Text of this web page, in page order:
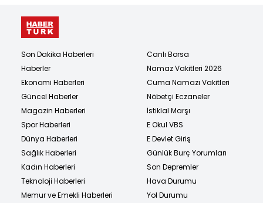
Son Dakika Haberleri
Haberler
Ekonomi Haberleri
Güncel Haberler
Magazin Haberleri
Spor Haberleri
Dünya Haberleri
Sağlık Haberleri
Kadın Haberleri
Teknoloji Haberleri
Memur ve Emekli Haberleri
Canlı Borsa
Namaz Vakitleri 2026
Cuma Namazı Vakitleri
Nöbetçi Eczaneler
İstiklal Marşı
E Okul VBS
E Devlet Giriş
Günlük Burç Yorumları
Son Depremler
Hava Durumu
Yol Durumu